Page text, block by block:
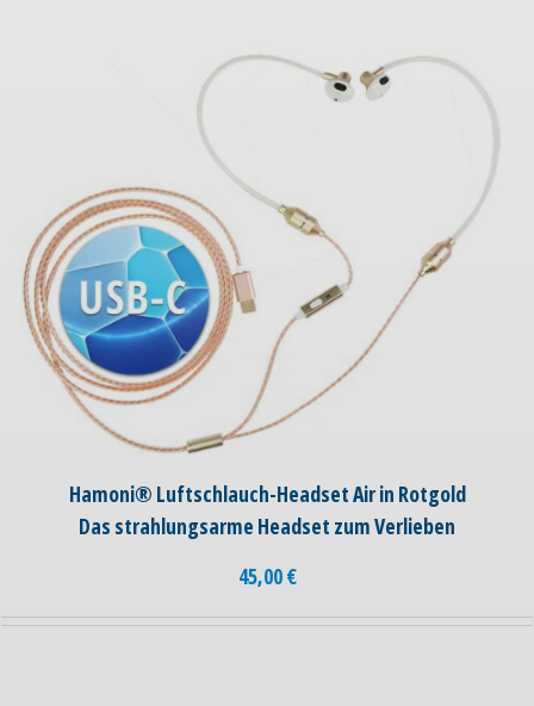
Hamoni® Luftschlauch-Headset Air in Rotgold
Das strahlungsarme Headset zum Verlieben
45,00€